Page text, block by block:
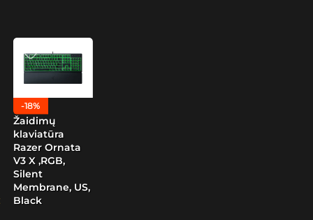
-18%
Žaidimų
klaviatūra
Razer Ornata
V3 X ,RGB,
Silent
Membrane, US,
Black